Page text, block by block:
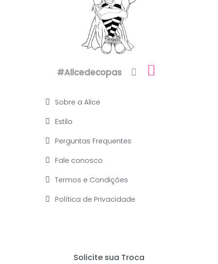
#Alicedecopas
Sobre a Alice
Estilo
Perguntas Frequentes
Fale conosco
Termos e Condições
Política de Privacidade
Solicite sua Troca